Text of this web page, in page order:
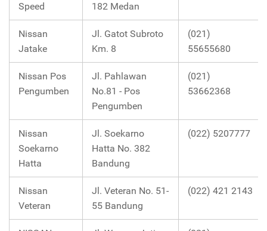
Speed
182 Medan
Nissan
Jatake
Jl. Gatot Subroto
Km. 8
(021)
55655680
Nissan Pos
Pengumben
Jl. Pahlawan
No.81 - Pos
Pengumben
(021)
53662368
Nissan
Soekarno
Hatta
Jl. Soekarno
Hatta No. 382
Bandung
(022) 5207777
Nissan
Veteran
Jl. Veteran No. 51-
55 Bandung
(022) 421 2143